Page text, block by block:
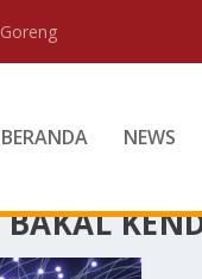
BERANDA NEWS